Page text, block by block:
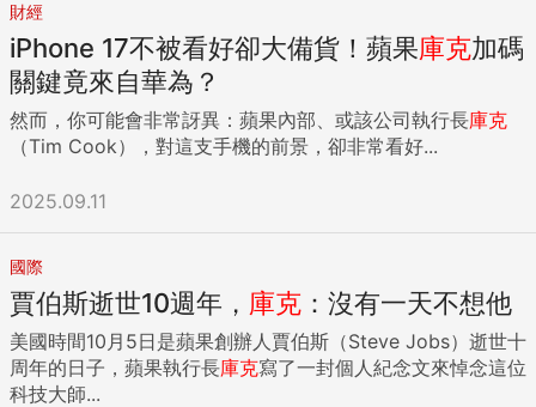
財經
iPhone 17不被看好卻大備貨！蘋果庫克加碼
關鍵竟來自華為？
然而，你可能會非常訝異：蘋果內部、或該公司執行長庫克
（Tim Cook），對這支手機的前景，卻非常看好...
2025.09.11
國際
賈伯斯逝世10週年， 庫克 ：沒有一天不想他
美國時間10月5日是蘋果創辦人賈伯斯（Steve Jobs）逝世十
周年的日子，蘋果執行長庫克寫了一封個人紀念文來悼念這位
科技大師...